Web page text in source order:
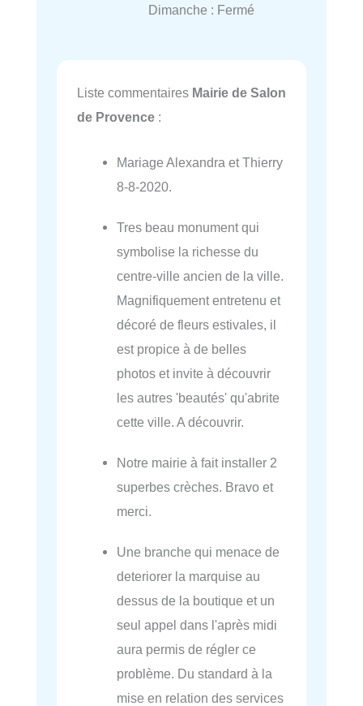
Dimanche : Fermé
Liste commentaires Mairie de Salon
de Provence :
Mariage Alexandra et Thierry
8-8-2020.
Tres beau monument qui
symbolise la richesse du
centre-ville ancien de la ville.
Magnifiquement entretenu et
décoré de fleurs estivales, il
est propice à de belles
photos et invite à découvrir
les autres 'beautés' qu'abrite
cette ville. A découvrir.
Notre mairie à fait installer 2
superbes crèches. Bravo et
merci.
Une branche qui menace de
deteriorer la marquise au
dessus de la boutique et un
seul appel dans l'après midi
aura permis de régler ce
problème. Du standard à la
mise en relation des services